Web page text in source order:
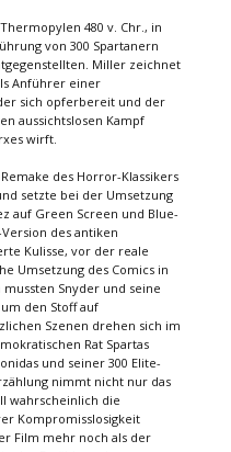
480 v. Chr., in
von 300 Spartanern
Miller zeichnet
Anführer einer
sich opferbereit und der
aussichtslosen Kampf
wirft.
des Horror-Klassikers
setzte bei der Umsetzung
auf Green Screen und Blue-
des antiken
Kulisse, vor der reale
Umsetzung des Comics in
Snyder und seine
den Stoff auf
Szenen drehen sich im
Rat Spartas
und seiner 300 Elite-
nimmt nicht nur das
wahrscheinlich die
Kompromisslosigkeit
Film mehr noch als der